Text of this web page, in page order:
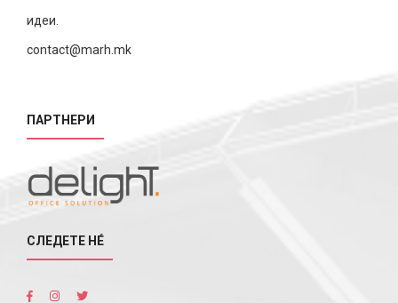
идеи.
contact@marh.mk
ПАРТНЕРИ
СЛЕДЕТЕ НÉ